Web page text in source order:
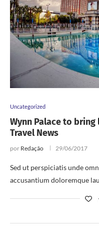
Uncategorized
Wynn Palace to
Travel News
por Redação 29/06/2017
Sed ut perspiciatis unde
accusantium doloremque